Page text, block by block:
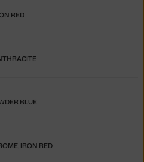
RED
BLUE
IRON RED